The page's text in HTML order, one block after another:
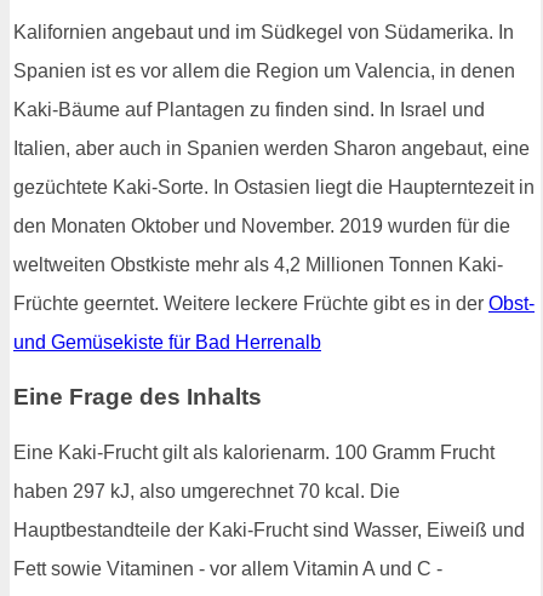
Kalifornien angebaut und im Südkegel von Südamerika. In
Spanien ist es vor allem die Region um Valencia, in denen
Kaki-Bäume auf Plantagen zu finden sind. In Israel und
Italien, aber auch in Spanien werden Sharon angebaut, eine
gezüchtete Kaki-Sorte. In Ostasien liegt die Haupterntezeit in
den Monaten Oktober und November. 2019 wurden für die
weltweiten Obstkiste mehr als 4,2 Millionen Tonnen Kaki-
Früchte geerntet. Weitere leckere Früchte gibt es in der Obst-
und Gemüsekiste für Bad Herrenalb
Eine Frage des Inhalts
Eine Kaki-Frucht gilt als kalorienarm. 100 Gramm Frucht
haben 297 kJ, also umgerechnet 70 kcal. Die
Hauptbestandteile der Kaki-Frucht sind Wasser, Eiweiß und
Fett sowie Vitaminen - vor allem Vitamin A und C -